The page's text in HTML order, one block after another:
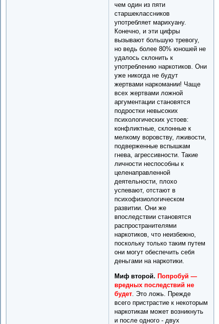
чем один из пяти
старшеклассников
употребляет марихуану.
Конечно, и эти цифры
вызывают большую тревогу,
но ведь более 80% юношей не
удалось склонить к
употреблению наркотиков. Они
уже никогда не будут
жертвами наркомании! Чаще
всех жертвами ложной
аргументации становятся
подростки невысоких
психологических устоев:
конфликтные, склонные к
мелкому воровству, лживости,
подверженные вспышкам
гнева, агрессивности. Такие
личности неспособны к
целенаправленной
деятельности, плохо
успевают, отстают в
психофизиологическом
развитии. Они же
впоследствии становятся
распространителями
наркотиков, что неизбежно,
поскольку только таким путем
они могут обеспечить себя
деньгами на наркотики.
Миф второй. Попробуй —
вредных последствий не
будет. Это ложь. Прежде
всего пристрастие к некоторым
наркотикам может возникнуть
и после одного - двух